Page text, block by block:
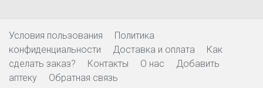
Условия пользования
Политика
конфиденциальности
Доставка и оплата
Как
сделать заказ?
Контакты О нас
Добавить
аптеку
Обратная связь